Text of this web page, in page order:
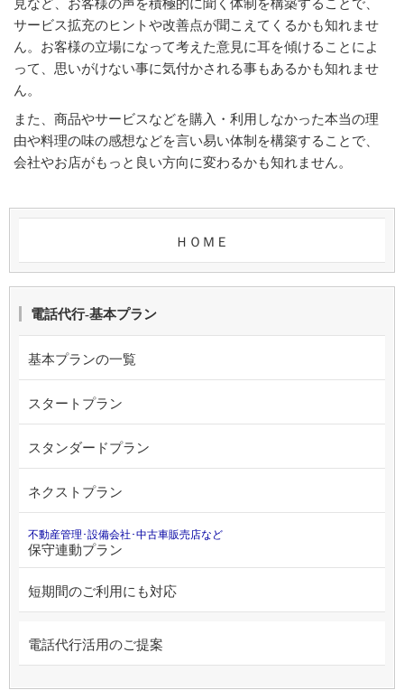
見など、お客様の声を積極的に聞く体制を構築することで、
サービス拡充のヒントや改善点が聞こえてくるかも知れませ
ん。お客様の立場になって考えた意見に耳を傾けることによ
って、思いがけない事に気付かされる事もあるかも知れませ
ん。
また、商品やサービスなどを購入・利用しなかった本当の理
由や料理の味の感想などを言い易い体制を構築することで、
会社やお店がもっと良い方向に変わるかも知れません。
ＨＯＭＥ
電話代行-基本プラン
基本プランの一覧
スタートプラン
スタンダードプラン
ネクストプラン
不動産管理･設備会社･中古車販売店など
保守連動プラン
短期間のご利用にも対応
電話代行活用のご提案